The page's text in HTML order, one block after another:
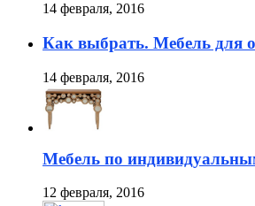
14 февраля, 2016
Как выбрать. Мебель для
14 февраля, 2016
Мебель по
12 февраля, 2016